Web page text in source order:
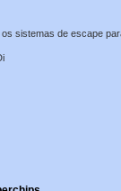
sistemas de escape